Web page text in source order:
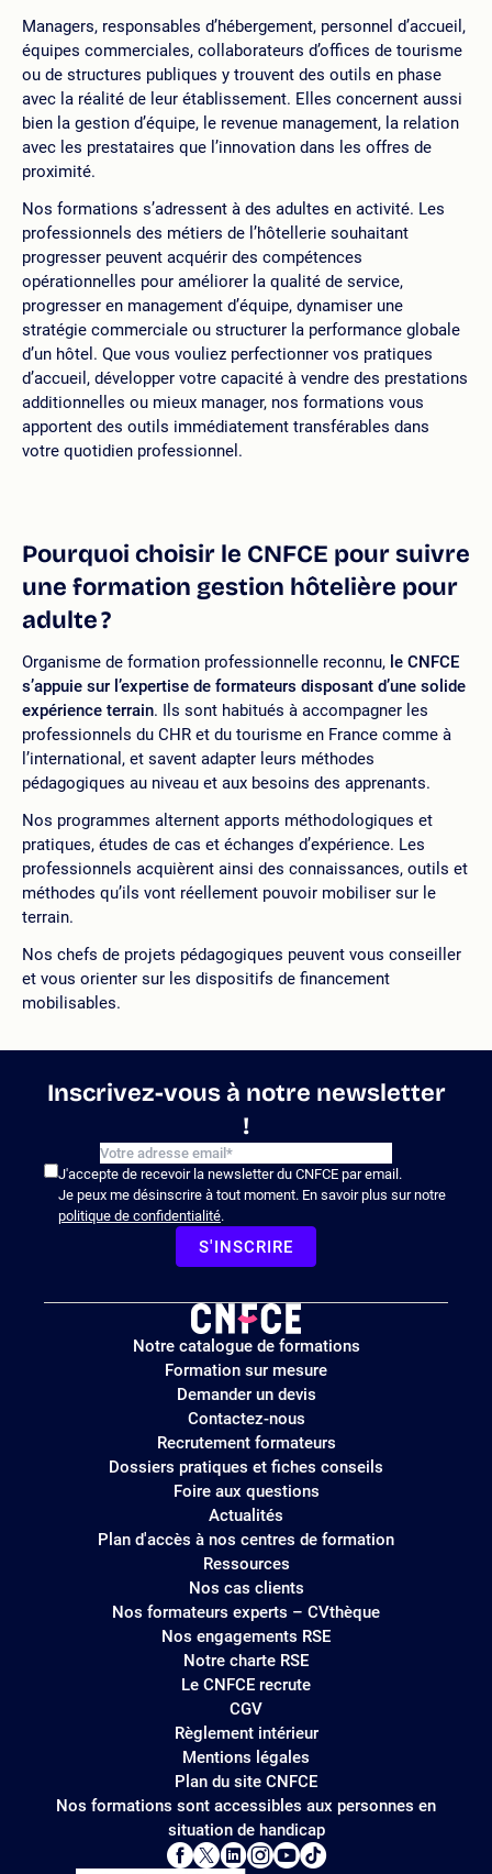
Managers, responsables d’hébergement, personnel d’accueil,
équipes commerciales, collaborateurs d’offices de tourisme
ou de structures publiques y trouvent des outils en phase
avec la réalité de leur établissement. Elles concernent aussi
bien la gestion d’équipe, le revenue management, la relation
avec les prestataires que l’innovation dans les offres de
proximité.
Nos formations s’adressent à des adultes en activité. Les
professionnels des métiers de l’hôtellerie souhaitant
progresser peuvent acquérir des compétences
opérationnelles pour améliorer la qualité de service,
progresser en management d’équipe, dynamiser une
stratégie commerciale ou structurer la performance globale
d’un hôtel. Que vous vouliez perfectionner vos pratiques
d’accueil, développer votre capacité à vendre des prestations
additionnelles ou mieux manager, nos formations vous
apportent des outils immédiatement transférables dans
votre quotidien professionnel.
Pourquoi choisir le CNFCE pour suivre
une formation gestion hôtelière pour
adulte ?
Organisme de formation professionnelle reconnu, le CNFCE
s’appuie sur l’expertise de formateurs disposant d’une solide
expérience terrain. Ils sont habitués à accompagner les
professionnels du CHR et du tourisme en France comme à
l’international, et savent adapter leurs méthodes
pédagogiques au niveau et aux besoins des apprenants.
Nos programmes alternent apports méthodologiques et
pratiques, études de cas et échanges d’expérience. Les
professionnels acquièrent ainsi des connaissances, outils et
méthodes qu’ils vont réellement pouvoir mobiliser sur le
terrain.
Nos chefs de projets pédagogiques peuvent vous conseiller
et vous orienter sur les dispositifs de financement
mobilisables.
Inscrivez-vous à notre newsletter
!
J'accepte de recevoir la newsletter du CNFCE par email.
Je peux me désinscrire à tout moment. En savoir plus sur notre
politique de confidentialité.
S'INSCRIRE
Logo
site
Notre catalogue de formations
Formation sur mesure
Demander un devis
Contactez-nous
Recrutement formateurs
Dossiers pratiques et fiches conseils
Foire aux questions
Actualités
Plan d'accès à nos centres de formation
Ressources
Nos cas clients
Nos formateurs experts – CVthèque
Nos engagements RSE
Notre charte RSE
Le CNFCE recrute
CGV
Règlement intérieur
Mentions légales
Plan du site CNFCE
Nos formations sont accessibles aux personnes en
situation de handicap